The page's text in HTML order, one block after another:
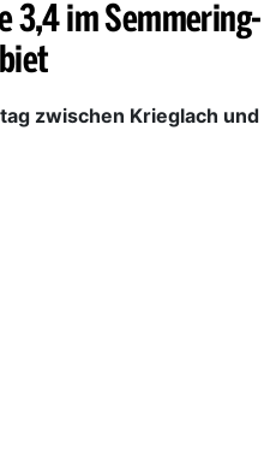
3,4 im Semmering-
zwischen Krieglach und